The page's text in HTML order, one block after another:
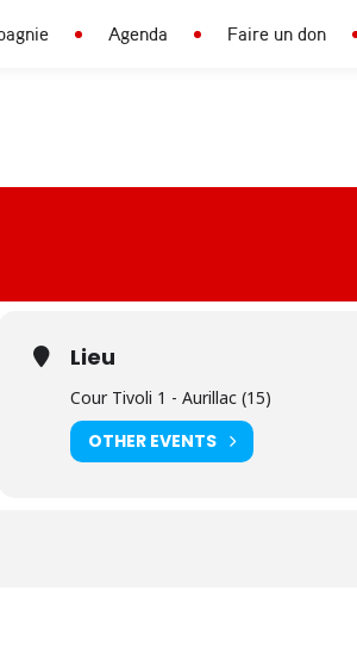
Agenda Faire un don
Lieu
Cour Tivoli 1 - Aurillac (15)
OTHER EVENTS